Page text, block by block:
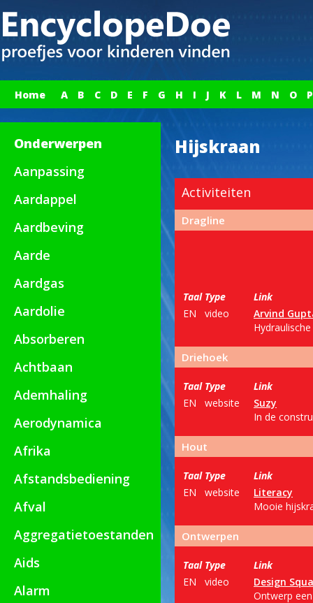
Home A B C D E F G H I J K L M N O P
Onderwerpen
Aanpassing
Aardappel
Aardbeving
Aarde
Aardgas
Aardolie
Absorberen
Achtbaan
Ademhaling
Aerodynamica
Afrika
Afstandsbediening
Afval
Aggregatietoestanden
Aids
Alarm
Hijskraan
Activiteiten
Dragline
Taal Type
Link
EN
video
Arvind
Driehoek
Taal Type
Link
EN
website
Suzy
In de
Hout
Taal Type
Link
EN
website
Literacy
Mooie
Ontwerpen
Taal Type
Link
EN
video
Design
Ontwerp